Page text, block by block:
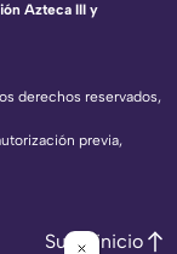
derechos reservados,
previa,
Azteca III y
Subir inicio